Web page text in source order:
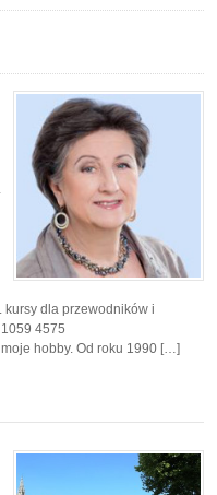
dla przewodników i
4575
hobby. Od roku 1990 […]